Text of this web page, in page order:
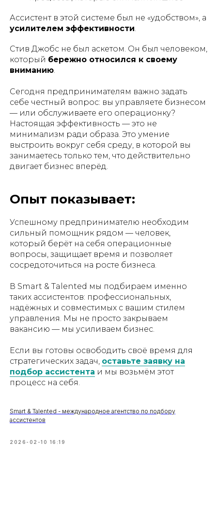
Ассистент в этой системе был не «удобством», а
усилителем эффективности.
Стив Джобс не был аскетом. Он был человеком,
который бережно относился к своему
вниманию.
Сегодня предпринимателям важно задать
себе честный вопрос: вы управляете бизнесом
— или обслуживаете его операционку?
Настоящая эффективность — это не
минимализм ради образа. Это умение
выстроить вокруг себя среду, в которой вы
занимаетесь только тем, что действительно
двигает бизнес вперёд.
Опыт показывает:
Успешному предпринимателю необходим
сильный помощник рядом — человек,
который берёт на себя операционные
вопросы, защищает время и позволяет
сосредоточиться на росте бизнеса.
В Smart & Talented мы подбираем именно
таких ассистентов: профессиональных,
надёжных и совместимых с вашим стилем
управления. Мы не просто закрываем
вакансию — мы усиливаем бизнес.
Если вы готовы освободить своё время для
стратегических задач, оставьте заявку на
подбор ассистента и мы возьмём этот
процесс на себя.
Smart & Talented - международное агентство по подбору
ассистентов
2026-02-10 16:19